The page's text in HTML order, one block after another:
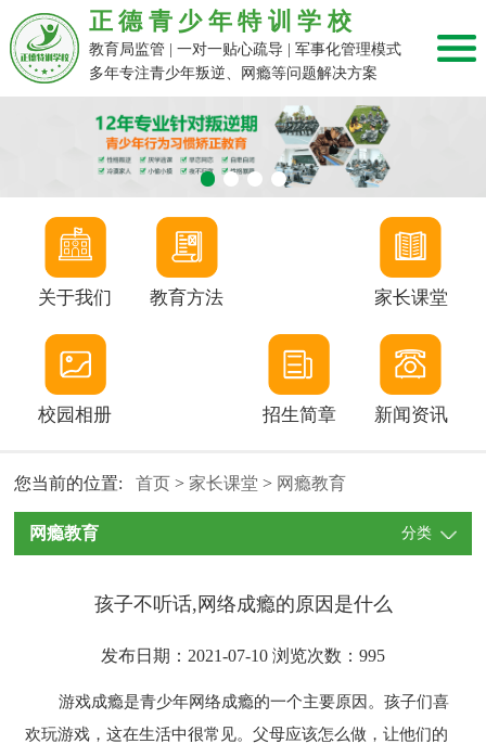
正德青少年特训学校
教育局监管 | 一对一贴心疏导 | 军事化管理模式
多年专注青少年叛逆、网瘾等问题解决方案
关于我们 教育方法 家长课堂
校园相册 招生简章 新闻资讯
您当前的位置:首页 > 家长课堂 > 网瘾教育
网瘾教育 分类
孩子不听话,网络成瘾的原因是什么
发布日期：2021-07-10 浏览次数： 995
游戏成瘾是青少年网络成瘾的一个主要原因。孩子们喜
欢玩游戏，这在生活中很常见。父母应该怎么做，让他们的